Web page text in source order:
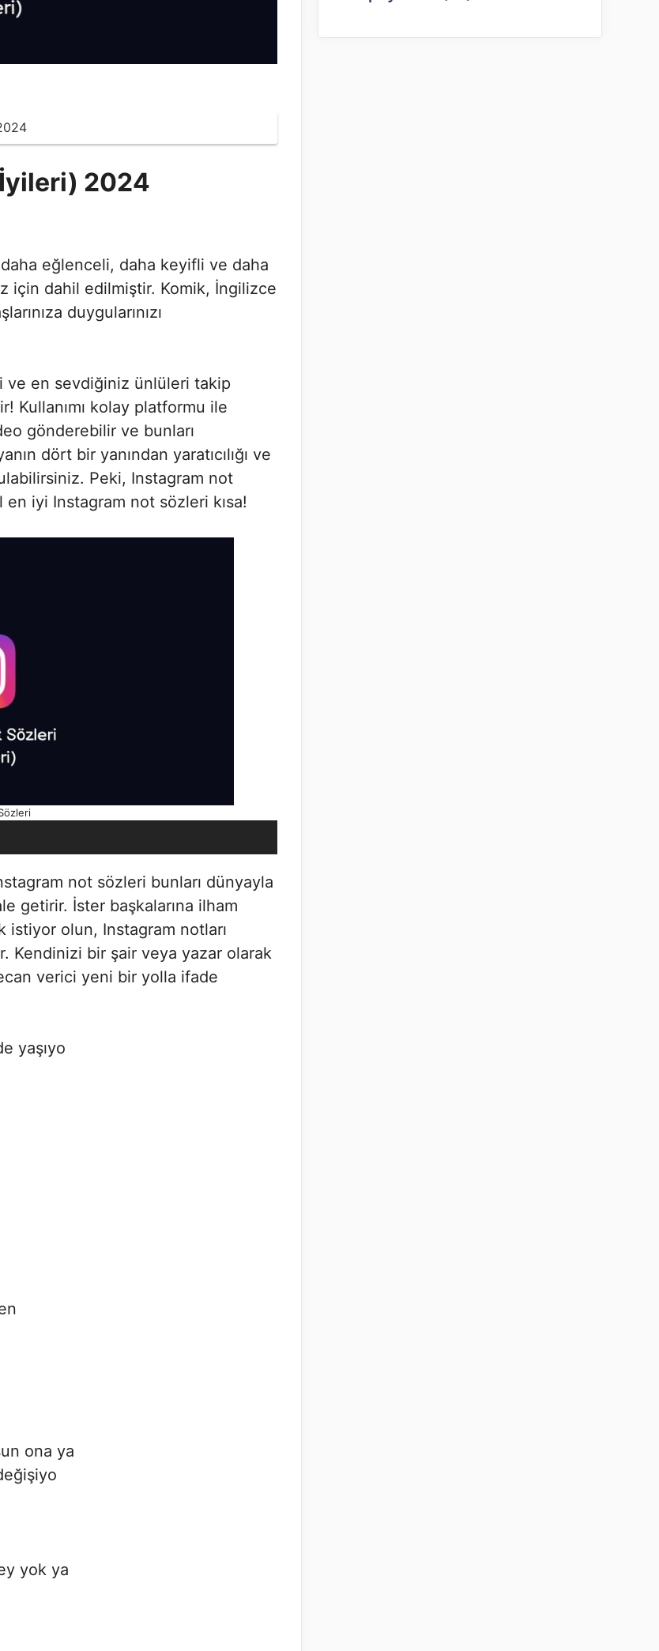
2024
eğlenceli, daha keyifli ve daha
için dahil edilmiştir. Komik, İngilizce
duygularınızı
ve en sevdiğiniz ünlüleri takip
Kullanımı kolay platformu ile
gönderebilir ve bunları
dört bir yanından yaratıcılığı ve
Peki, Instagram not
iyi Instagram not sözleri kısa!
not sözleri bunları dünyayla
getirir. İster başkalarına ilham
olun, Instagram notları
Kendinizi bir şair veya yazar olarak
verici yeni bir yolla ifade
yaşıyo
ona ya
yok ya